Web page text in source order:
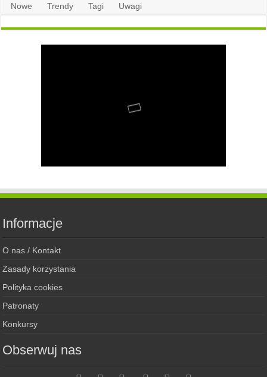
Nowe Trendy Tagi Uwagi
Informacje
O nas / Kontakt
Zasady korzystania
Polityka cookies
Patronaty
Konkursy
Obserwuj nas